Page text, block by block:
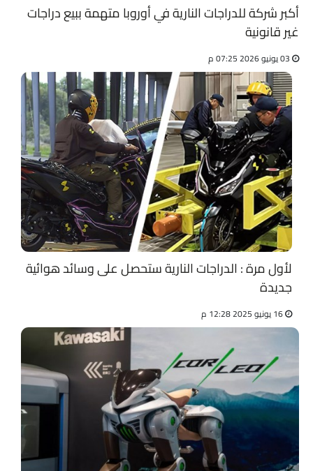
أكبر شركة للدراجات النارية في أوروبا متهمة ببيع دراجات
غير قانونية
لأول مرة : الدراجات النارية ستحصل على وسائد هوائية
جديدة